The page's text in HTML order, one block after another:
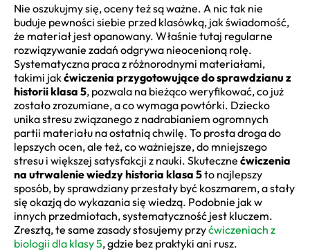
Nie oszukujmy się, oceny też są ważne. A nic tak nie
buduje pewności siebie przed klasówką, jak świadomość,
że materiał jest opanowany. Właśnie tutaj regularne
rozwiązywanie zadań odgrywa nieocenioną rolę.
Systematyczna praca z różnorodnymi materiałami,
takimi jakćwiczenia przygotowujące do sprawdzianu z
historii klasa 5, pozwala na bieżąco weryfikować, co już
zostało zrozumiane, a co wymaga powtórki. Dziecko
unika stresu związanego z nadrabianiem ogromnych
partii materiału na ostatnią chwilę. To prosta droga do
lepszych ocen, ale też, co ważniejsze, do mniejszego
stresu i większej satysfakcji z nauki. Skuteczne ćwiczenia
na utrwalenie wiedzy historia klasa 5to najlepszy
sposób, by sprawdziany przestały być koszmarem, a stały
się okazją do wykazania się wiedzą. Podobnie jak w
innych przedmiotach, systematyczność jest kluczem.
Zresztą, te same zasady stosujemy przyćwiczeniach z
biologii dla klasy 5, gdzie bez praktyki ani rusz.